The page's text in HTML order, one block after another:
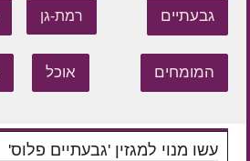
גבעתיים רמת-גן
המומחים אוכל
עשו מנוי למגזין 'גבעתיים פלוס'